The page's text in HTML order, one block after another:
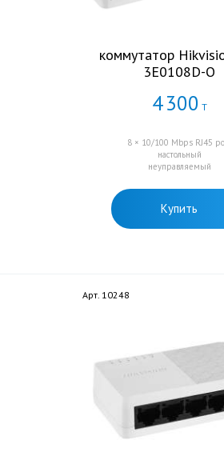
коммутатор
3E0108D-O
4300 Т
8 × 10/100 Mbps RJ45
настольный
неуправляемый
Купить
Арт. 10248